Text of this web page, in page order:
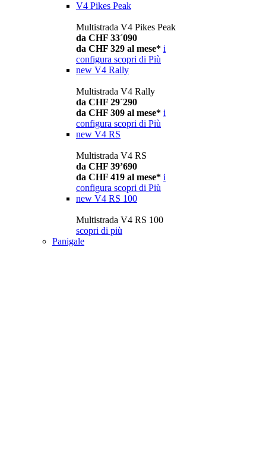
V4 Pikes Peak
Multistrada V4 Pikes Peak
da CHF 33´090
da CHF 329 al mese* i
configura scopri di Più
new V4 Rally
Multistrada V4 Rally
da CHF 29´290
da CHF 309 al mese* i
configura scopri di Più
new V4 RS
Multistrada V4 RS
da CHF 39’690
da CHF 419 al mese* i
configura scopri di Più
new V4 RS 100
Multistrada V4 RS 100
scopri di più
Panigale